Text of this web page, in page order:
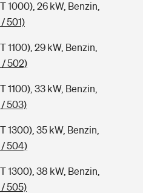
1000), 26 kW, Benzin,
501)
1100), 29 kW, Benzin,
/ 502)
1100), 33 kW, Benzin,
/ 503)
1300), 35 kW, Benzin,
/ 504)
1300), 38 kW, Benzin,
/ 505)